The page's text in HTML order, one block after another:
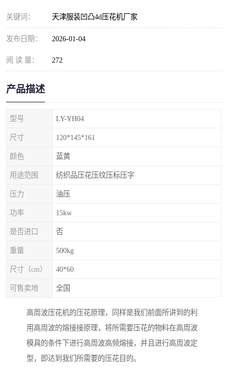
关键词： 天津服装凹凸4d压花机厂家
发布日期： 2026-01-04
阅 读 量： 272
产品描述
型号 LY-YH04
尺寸 120*145*161
颜色 蓝黄
用途范围 纺织品压花压纹压标压字
压力 油压
功率 15kw
是否进口 否
重量 500kg
尺寸（cm） 40*60
可售卖地 全国
高周波压花机的压花原理，同样是我们前面所讲到的利
用高周波的熔接接原理，将所需要压花的物料在高周波
模具的条件下进行高周波高频熔接，并且进行高周波定
型，即达到我们所需要的压花目的。